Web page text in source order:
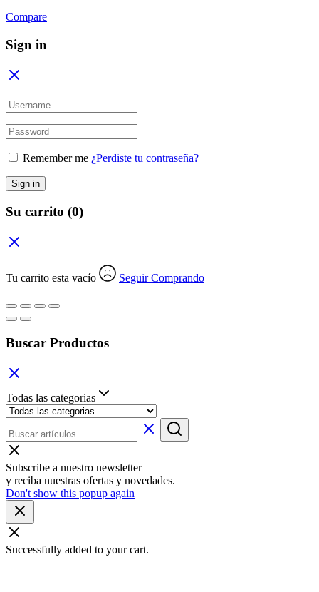
Compare
Sign in
Remember me ¿Perdiste tu contraseña?
Sign in
Su carrito (0)
Tu carrito esta vacío Seguir Comprando
Buscar Productos
Todas las categorias
Subscribe a nuestro newsletter
y reciba nuestras ofertas y novedades.
Don't show this popup again
Successfully added to your cart.